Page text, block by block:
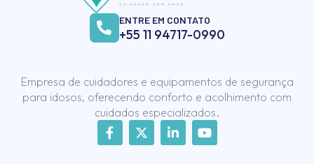
ENTRE EM CONTATO
+55 11 94717-0990
Empresa de cuidadores e equipamentos de segurança
para idosos, oferecendo conforto e acolhimento com
cuidados especializados.